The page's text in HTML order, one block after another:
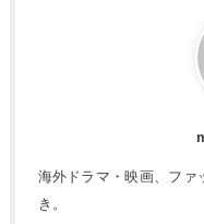
海外ドラマ・映画、ファ
き。